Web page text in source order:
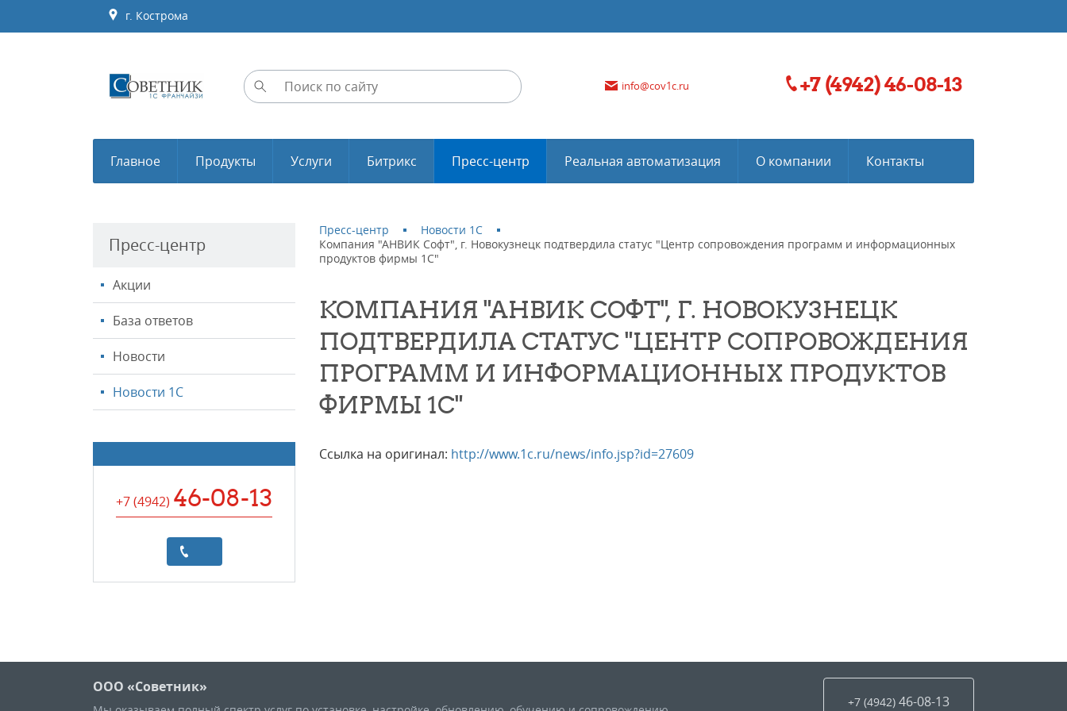
г. Кострома
info@cov1c.ru +7 (4942) 46-08-13
Главное Продукты Услуги Битрикс Пресс-центр Реальная автоматизация О компании Контакты
Пресс-центр
Акции
База ответов
Новости
Новости 1С
+7 (4942) 46-08-13
Пресс-центр
Новости 1С
Компания "АНВИК Софт", г. Новокузнецк подтвердила статус "Центр сопровождения программ и информационных
продуктов фирмы 1С"
КОМПАНИЯ "АНВИК СОФТ", Г. НОВОКУЗНЕЦК
ПОДТВЕРДИЛА СТАТУС "ЦЕНТР СОПРОВОЖДЕНИЯ
ПРОГРАММ И ИНФОРМАЦИОННЫХ ПРОДУКТОВ
ФИРМЫ 1С"
Ссылка на оригинал: http://www.1c.ru/news/info.jsp?id=27609
ООО «Советник»
+7 (4942) 46-08-13